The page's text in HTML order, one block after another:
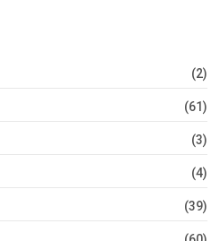
(2)
(61)
(3)
(4)
(39)